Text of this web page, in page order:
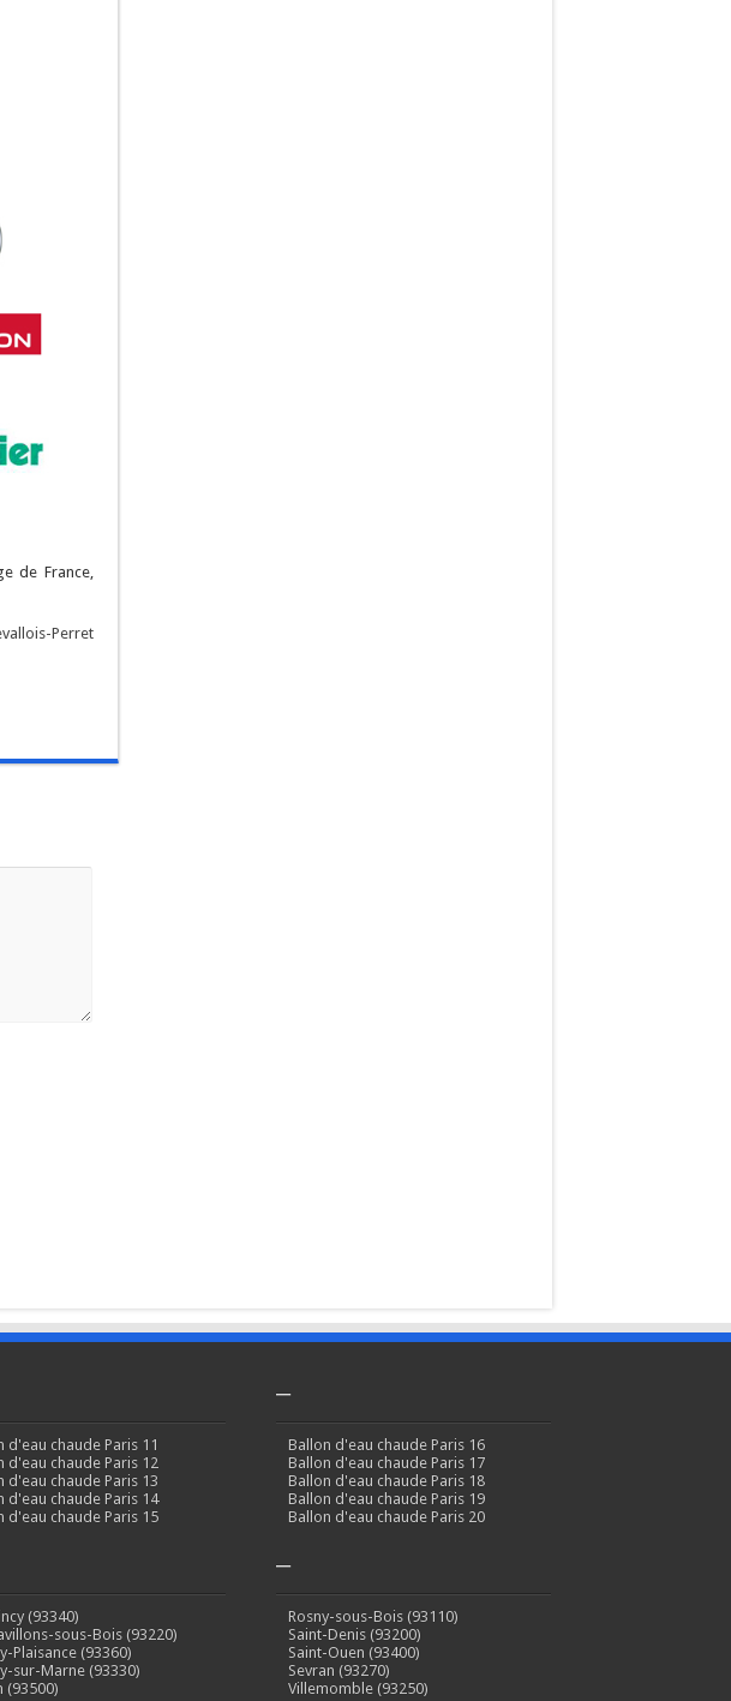
de France,
Perret
d'eau chaude Paris 11
d'eau chaude Paris 12
d'eau chaude Paris 13
d'eau chaude Paris 14
d'eau chaude Paris 15
(93340)
sous-Bois (93220)
Plaisance (93360)
sur-Marne (93330)
(93500)
–
Ballon d'eau chaude Paris 16
Ballon d'eau chaude Paris 17
Ballon d'eau chaude Paris 18
Ballon d'eau chaude Paris 19
Ballon d'eau chaude Paris 20
–
Rosny-sous-Bois (93110)
Saint-Denis (93200)
Saint-Ouen (93400)
Sevran (93270)
Villemomble (93250)